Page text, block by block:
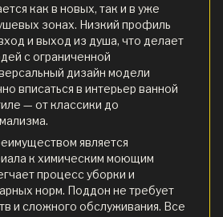
как в новых, так и в уже
зонах. Низкий профиль
и выход из душа, что делает
с ограниченной
дизайн модели
вписаться в интерьер ванной
— от классики до
является
к химическим моющим
процесс уборки и
норм. Поддон не требует
и сложного обслуживания. Все